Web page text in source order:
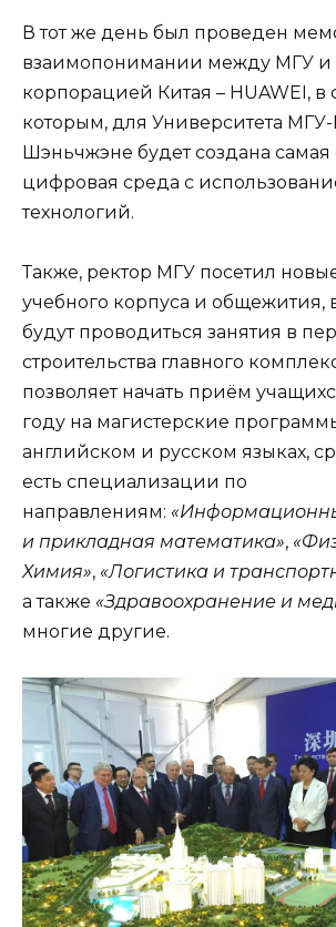
В тот же день был проведен
взаимопонимании между МГУ и
корпорацией Китая – HUAWEI, в
которым, для Университета
Шэньчжэне будет создана
цифровая среда с
технологий.
Также, ректор МГУ посетил
учебного корпуса и общежития,
будут проводиться занятия в
строительства главного
позволяет начать приём
году на магистерские
английском и русском языках,
есть специализации по
направлениям:
и прикладная математика»,
Химия», «Логистика и
а также «Здравоохранение и
многие другие.